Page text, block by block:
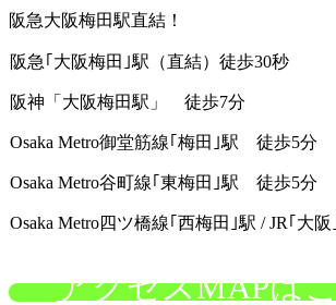
阪急大阪梅田駅直結！
阪急｢大阪梅田｣駅（直結）徒歩30秒
阪神「大阪梅田駅」 徒歩7分
Osaka Metro御堂筋線｢梅田｣駅 徒歩5分
Osaka Metro谷町線｢東梅田｣駅 徒歩5分
Osaka Metro四ツ橋線｢西梅田｣駅 / JR｢大
アクセスMAPは